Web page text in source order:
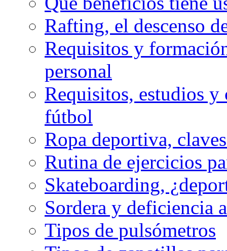
Rafting, el descenso
Requisitos y
personal
Requisitos, estudios y
fútbol
Ropa deportiva,
Rutina de ejercicios
Skateboarding,
Sordera y deficiencia
Tipos de pulsómetros